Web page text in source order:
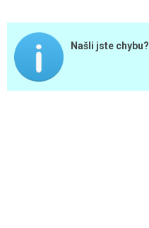
Našli jste chybu?